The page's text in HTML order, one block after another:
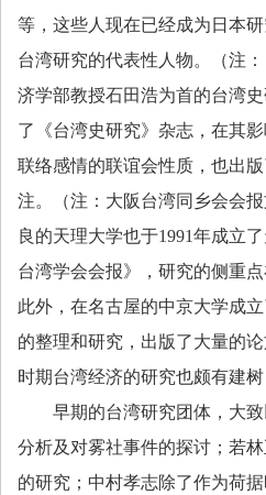
等，这些人现在已经成为日本
台湾研究的代表性人物。（注
济学部教授石田浩为首的台湾
了《台湾史研究》杂志，在其
联络感情的联谊会性质，也出
注。（注：大阪台湾同乡会会
良的天理大学也于1991年成立了
台湾学会会报》，研究的侧重
此外，在名古屋的中京大学成
的整理和研究，出版了大量的
时期台湾经济的研究也颇有建
早期的台湾研究团体，大
分析及对雾社事件的探讨；若
的研究；中村孝志除了作为荷